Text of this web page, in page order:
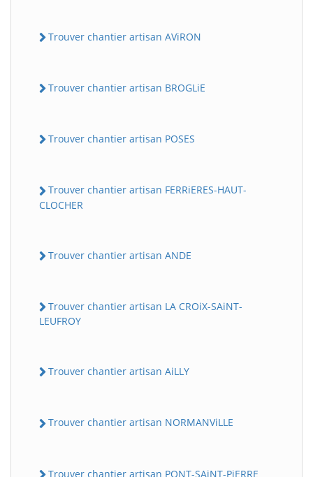
Trouver chantier artisan AViRON
Trouver chantier artisan BROGLiE
Trouver chantier artisan POSES
Trouver chantier artisan FERRiERES-HAUT-
CLOCHER
Trouver chantier artisan ANDE
Trouver chantier artisan LA CROiX-SAiNT-
LEUFROY
Trouver chantier artisan AiLLY
Trouver chantier artisan NORMANViLLE
Trouver chantier artisan PONT-SAiNT-PiERRE